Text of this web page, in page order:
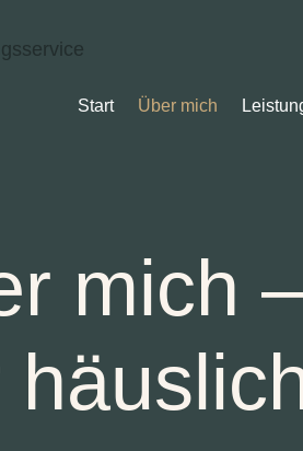
Start Über mich
mich